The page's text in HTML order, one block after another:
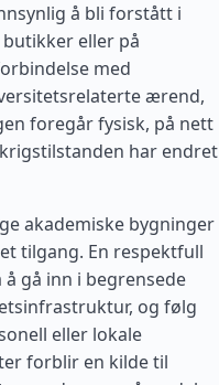
å bli forstått i
eller på
med
ærend,
foregår fysisk, på nett
har endret
akademiske bygninger
tilgang. En respektfull
gå inn i begrensede
og følg
eller lokale
forblir en kilde til